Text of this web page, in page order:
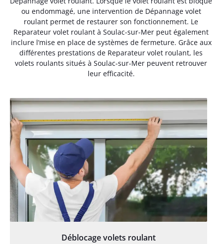
ou endommagé, une intervention de Dépannage volet
roulant permet de restaurer son fonctionnement. Le
Reparateur volet roulant à Soulac-sur-Mer peut également
inclure l’mise en place de systèmes de fermeture. Grâce aux
différentes prestations de Reparateur volet roulant, les
volets roulants situés à Soulac-sur-Mer peuvent retrouver
leur efficacité.
Déblocage volets roulant